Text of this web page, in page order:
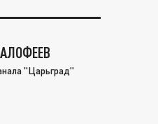
"Царьград"